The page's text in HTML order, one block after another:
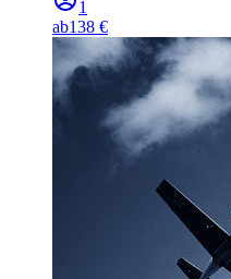
1
ab138 €